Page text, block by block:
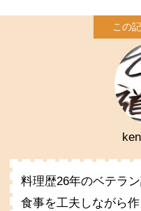
料理歴26年のベテラ
食事を工夫しながら